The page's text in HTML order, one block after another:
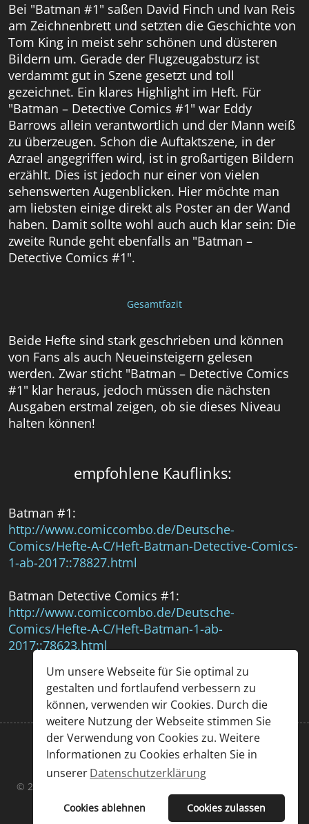
Um unsere Webseite für Sie optimal zu
gestalten und fortlaufend verbessern zu
können, verwenden wir Cookies. Durch die
weitere Nutzung der Webseite stimmen Sie
der Verwendung von Cookies zu. Weitere
Informationen zu Cookies erhalten Sie in
unsererDatenschutzerklärung
Cookies ablehnen Cookies zulassen
Bei "Batman #1" saßen David Finch und Ivan Reis
am Zeichnenbrett und setzten die Geschichte von
Tom King in meist sehr schönen und düsteren
Bildern um. Gerade der Flugzeugabsturz ist
verdammt gut in Szene gesetzt und toll
gezeichnet. Ein klares Highlight im Heft. Für
"Batman – Detective Comics #1" war Eddy
Barrows allein verantwortlich und der Mann weiß
zu überzeugen. Schon die Auftaktszene, in der
Azrael angegriffen wird, ist in großartigen Bildern
erzählt. Dies ist jedoch nur einer von vielen
sehenswerten Augenblicken. Hier möchte man
am liebsten einige direkt als Poster an der Wand
haben. Damit sollte wohl auch auch klar sein: Die
zweite Runde geht ebenfalls an "Batman –
Detective Comics #1".
Gesamtfazit
Beide Hefte sind stark geschrieben und können
von Fans als auch Neueinsteigern gelesen
werden. Zwar sticht "Batman – Detective Comics
#1" klar heraus, jedoch müssen die nächsten
Ausgaben erstmal zeigen, ob sie dieses Niveau
halten können!
empfohlene Kauflinks:
Batman #1:
http://www.comiccombo.de/Deutsche-
Comics/Hefte-A-C/Heft-Batman-Detective-Comics-
1-ab-2017::78827.html
Batman Detective Comics #1:
http://www.comiccombo.de/Deutsche-
Comics/Hefte-A-C/Heft-Batman-1-ab-
2017::78623.html
Impressum Datenschutz
© 2026 Chris Großöhmigen & Sascha Kummer. Designed By
JoomShaper